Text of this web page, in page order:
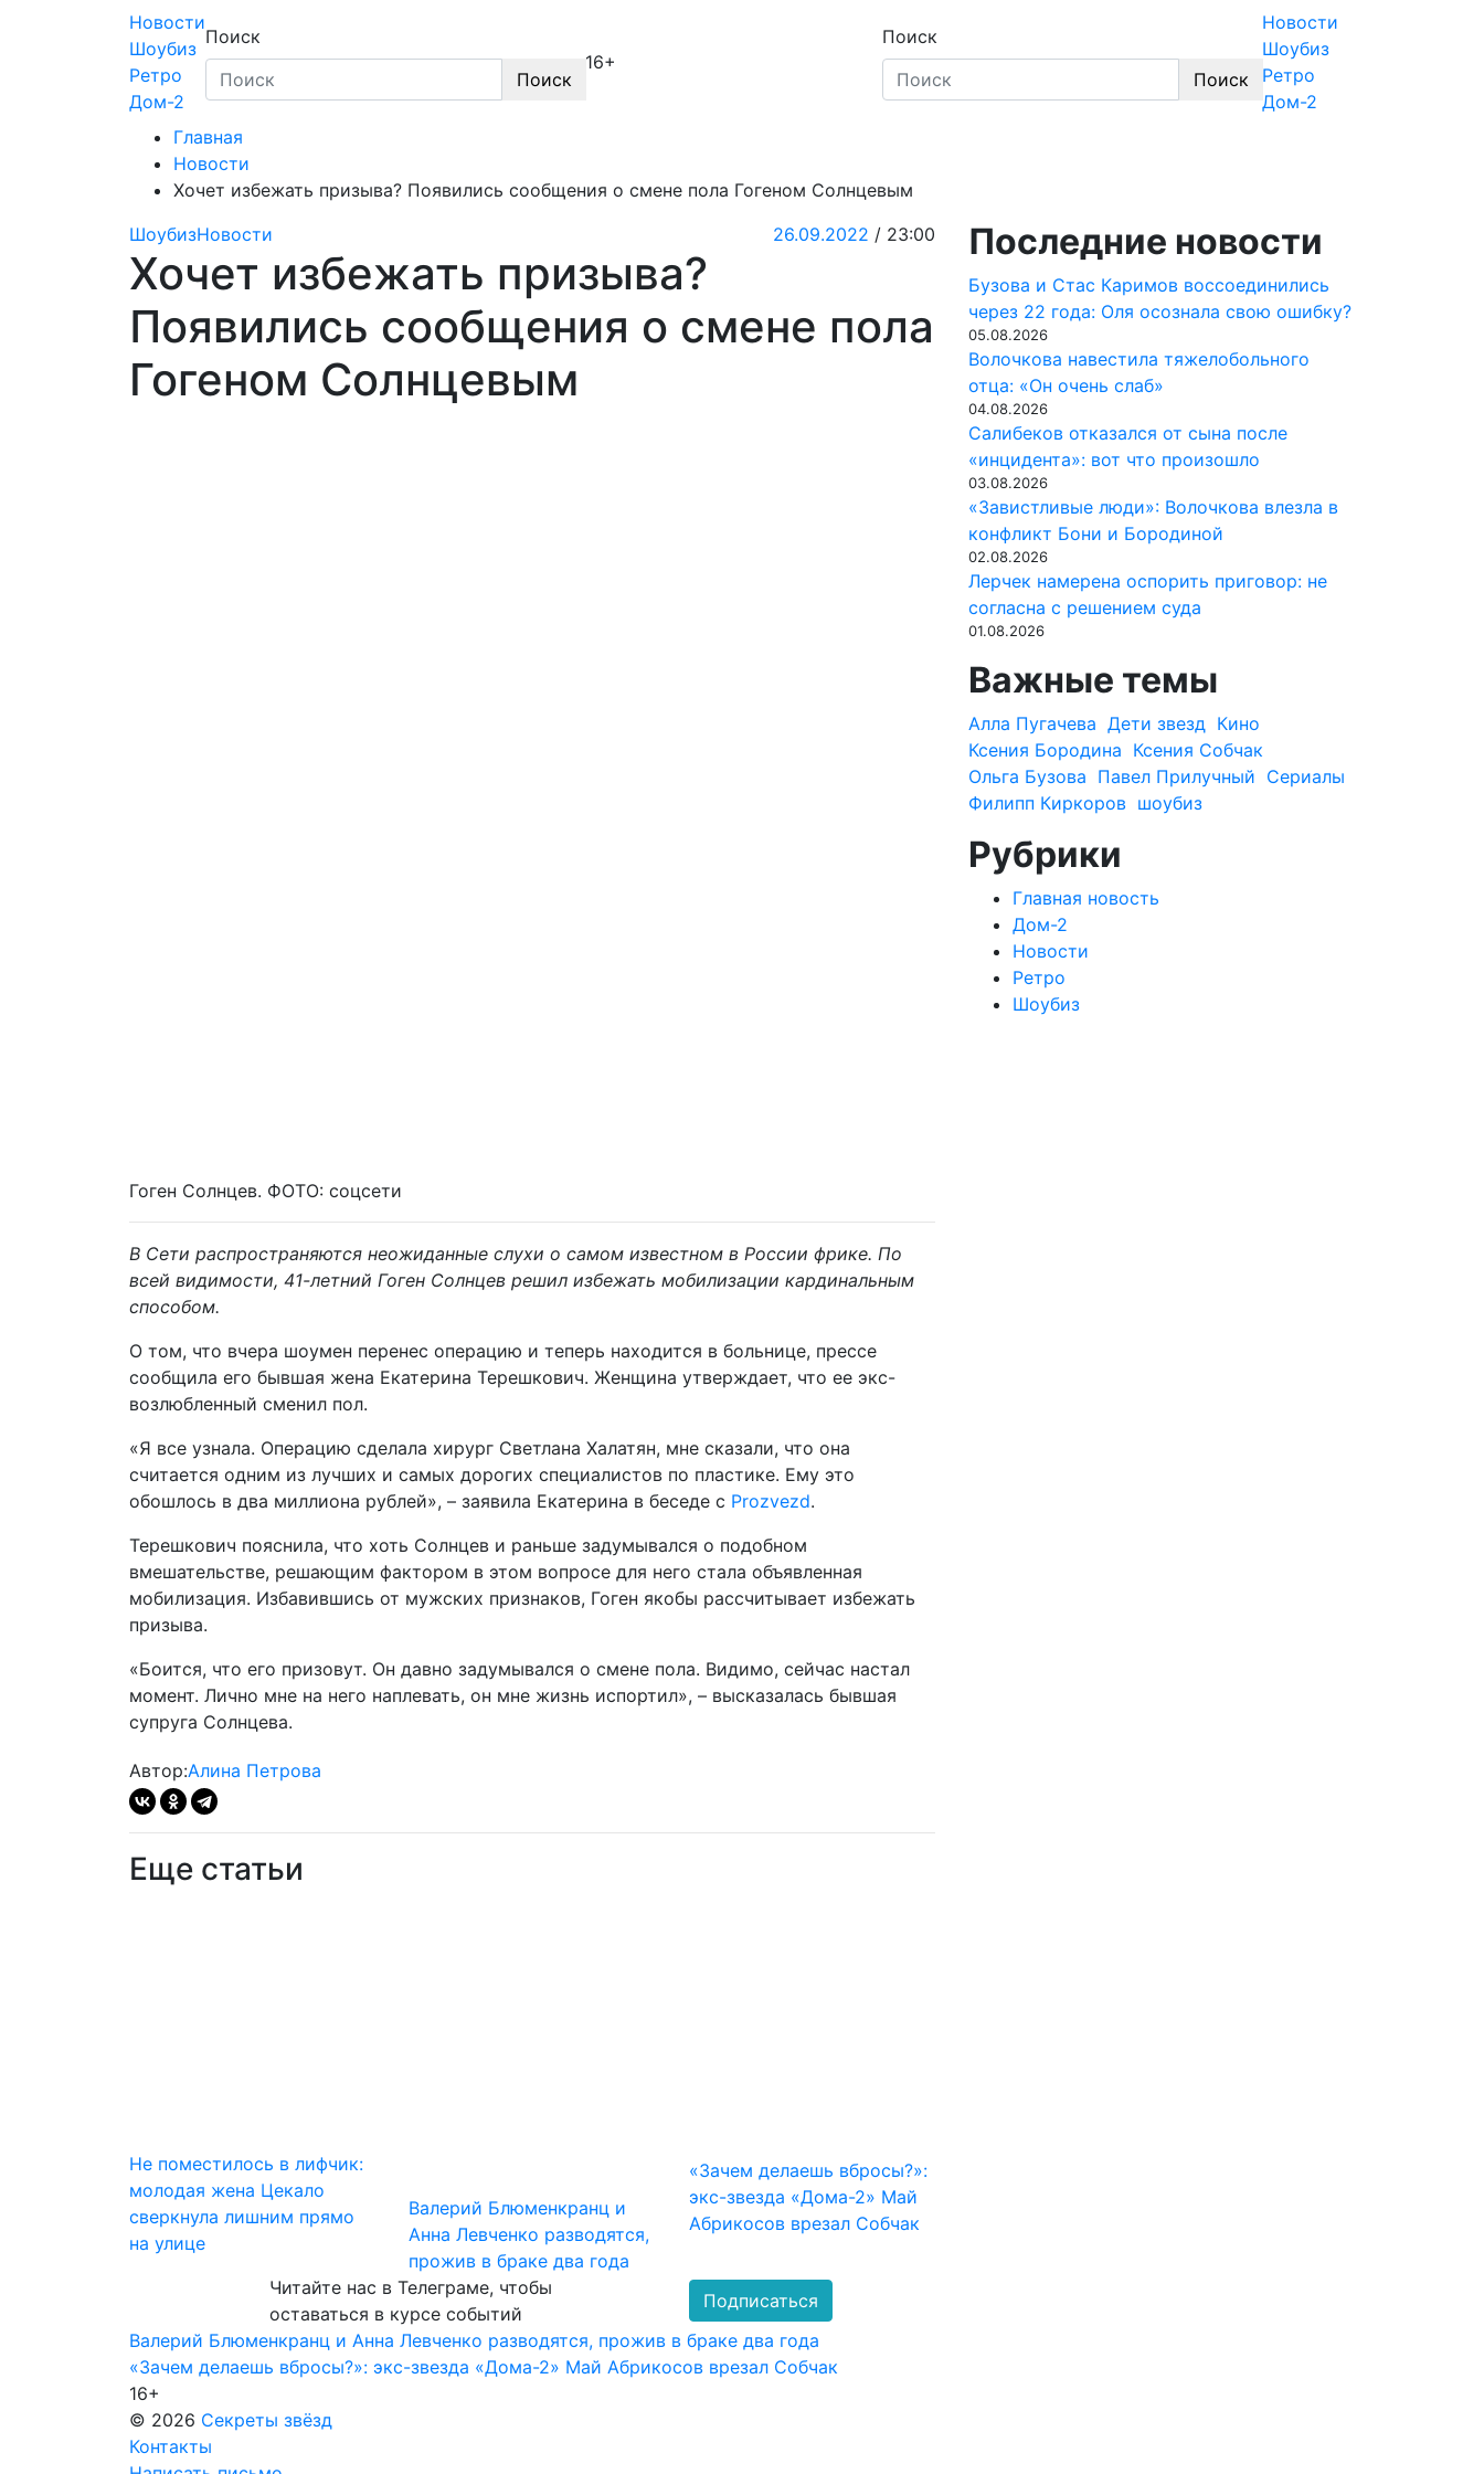
Новости
Шоубиз
Ретро
Дом-2
Поиск
Поиск
16+
Новости, истории звёзд шоу-бизнеса, эксклюзивные фото и видео из жизни
Поиск
Поиск
Новости
Шоубиз
Ретро
Дом-2
Главная
Новости
Хочет избежать призыва? Появились сообщения о смене пола Гогеном Солнцевым
ШоубизНовости 26.09.2022 / 23:00
Хочет избежать призыва?
Появились сообщения о смене пола
Гогеном Солнцевым
Гоген Солнцев. ФОТО: соцсети
В Сети распространяются неожиданные слухи о самом известном в России фрике. По
всей видимости, 41-летний Гоген Солнцев решил избежать мобилизации кардинальным
способом.
О том, что вчера шоумен перенес операцию и теперь находится в больнице, прессе
сообщила его бывшая жена Екатерина Терешкович. Женщина утверждает, что ее экс-
возлюбленный сменил пол.
«Я все узнала. Операцию сделала хирург Светлана Халатян, мне сказали, что она
считается одним из лучших и самых дорогих специалистов по пластике. Ему это
обошлось в два миллиона рублей», – заявила Екатерина в беседе с Prozvezd.
Терешкович пояснила, что хоть Солнцев и раньше задумывался о подобном
вмешательстве, решающим фактором в этом вопросе для него стала объявленная
мобилизация. Избавившись от мужских признаков, Гоген якобы рассчитывает избежать
призыва.
«Боится, что его призовут. Он давно задумывался о смене пола. Видимо, сейчас настал
момент. Лично мне на него наплевать, он мне жизнь испортил», – высказалась бывшая
супруга Солнцева.
Автор:Алина Петрова
Еще статьи
Не поместилось в лифчик:
молодая жена Цекало
сверкнула лишним прямо
на улице
Валерий Блюменкранц и
Анна Левченко разводятся,
прожив в браке два года
«Зачем делаешь вбросы?»:
экс-звезда «Дома-2» Май
Абрикосов врезал Собчак
Читайте нас в Телеграме, чтобы
оставаться в курсе событий
Подписаться
Навигация
по
записям
Валерий Блюменкранц и Анна Левченко разводятся, прожив в браке два года
«Зачем делаешь вбросы?»: экс-звезда «Дома-2» Май Абрикосов врезал Собчак
Последние новости
Бузова и Стас Каримов воссоединились
через 22 года: Оля осознала свою ошибку?
05.08.2026
Волочкова навестила тяжелобольного
отца: «Он очень слаб»
04.08.2026
Салибеков отказался от сына после
«инцидента»: вот что произошло
03.08.2026
«Завистливые люди»: Волочкова влезла в
конфликт Бони и Бородиной
02.08.2026
Лерчек намерена оспорить приговор: не
согласна с решением суда
01.08.2026
Важные темы
Алла Пугачева Дети звезд Кино
Ксения Бородина Ксения Собчак
Ольга Бузова Павел Прилучный Сериалы
Филипп Киркоров шоубиз
Рубрики
Главная новость
Дом-2
Новости
Ретро
Шоубиз
16+
© 2026 Секреты звёзд
Контакты